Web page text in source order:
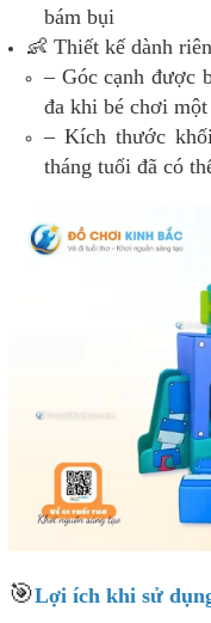
bám bụi
👶 Thiết kế dành
– Góc cạnh được
đa khi bé chơi
– Kích thước
tháng tuổi đã có
🎯Lợi ích khi sử